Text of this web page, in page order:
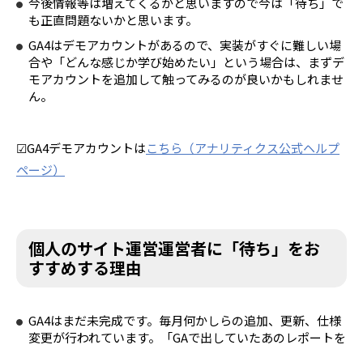
も正直問題ないかと思います。
GA4はデモアカウントがあるので、実装がすぐに難しい場
合や「どんな感じか学び始めたい」という場合は、まずデ
モアカウントを追加して触ってみるのが良いかもしれませ
ん。
☑︎GA4デモアカウントはこちら（アナリティクス公式ヘルプ
ページ）
個人のサイト運営運営者に「待ち」をお
すすめする理由
GA4はまだ未完成です。毎月何かしらの追加、更新、仕様
変更が行われています。「GAで出していたあのレポートを